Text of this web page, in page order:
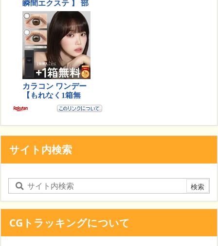
サイト内検索
CGトラッキングについて